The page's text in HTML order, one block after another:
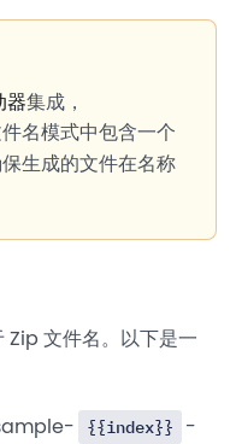
器集成，
名模式中包含一个
生成的文件在名称
Zip 文件名。以下是一
{{index}} -